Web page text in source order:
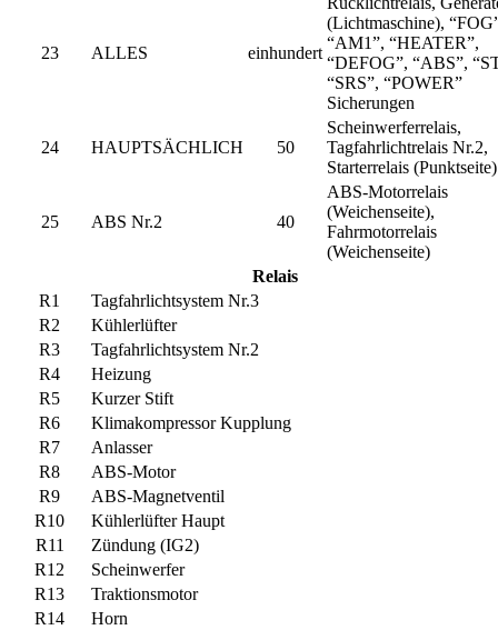
23 ALLES einhundert
(Lichtmaschine),
“AM1”, “HEATER”,
“DEFOG”, “ABS”,
“SRS”, “POWER”
Sicherungen
24 HAUPTSÄCHLICH 50
Scheinwerferrelais,
Tagfahrlichtrelais Nr.2,
Starterrelais (Punktseite)
25 ABS Nr.2 40
ABS-Motorrelais
(Weichenseite),
Fahrmotorrelais
(Weichenseite)
Relais
R1
Tagfahrlichtsystem Nr.3
R2
Kühlerlüfter
R3
Tagfahrlichtsystem Nr.2
R4
Heizung
R5
Kurzer Stift
R6
Klimakompressor Kupplung
R7
Anlasser
R8
ABS-Motor
R9
ABS-Magnetventil
R10
Kühlerlüfter Haupt
R11
Zündung (IG2)
R12
Scheinwerfer
R13
Traktionsmotor
R14
Horn